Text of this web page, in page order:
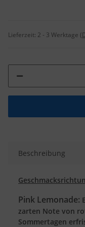
Lieferzeit: 2 - 3 Werktage
Beschreibung
Pink Lemonade:
zarten Note von
Sommertagen